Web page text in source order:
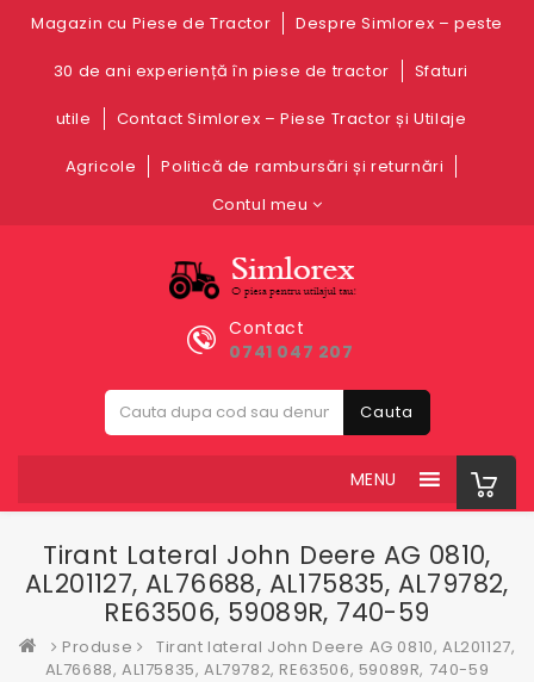
Magazin cu Piese de Tractor Despre Simlorex – peste
30 de ani experiență în piese de tractor Sfaturi
utile Contact Simlorex – Piese Tractor și Utilaje
Agricole
Politică de rambursări și returnări
Contul meu
Contact
0741 047 207
Cauta
MENU
Tirant Lateral John Deere AG 0810,
AL201127, AL76688, AL175835, AL79782,
RE63506, 59089R, 740-59
Produse
Tirant lateral John Deere AG 0810, AL201127,
AL76688, AL175835, AL79782, RE63506, 59089R, 740-59